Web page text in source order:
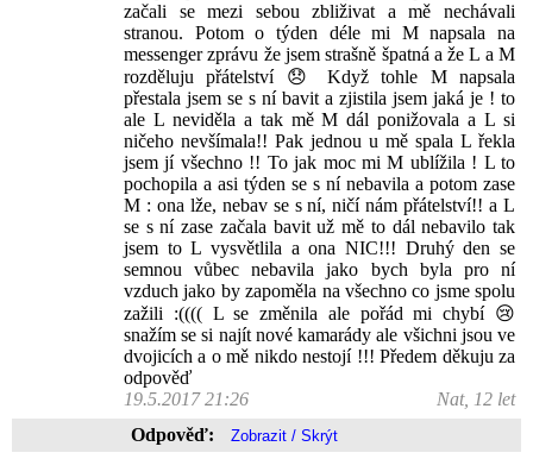
začali se mezi sebou zbliživat a mě nechávali
stranou. Potom o týden déle mi M napsala na
messenger zprávu že jsem strašně špatná a že L a M
rozděluju přátelství 😞 Když tohle M napsala
přestala jsem se s ní bavit a zjistila jsem jaká je ! to
ale L neviděla a tak mě M dál ponižovala a L si
ničeho nevšímala!! Pak jednou u mě spala L řekla
jsem jí všechno !! To jak moc mi M ublížila ! L to
pochopila a asi týden se s ní nebavila a potom zase
M : ona lže, nebav se s ní, ničí nám přátelství!! a L
se s ní zase začala bavit už mě to dál nebavilo tak
jsem to L vysvětlila a ona NIC!!! Druhý den se
semnou vůbec nebavila jako bych byla pro ní
vzduch jako by zapoměla na všechno co jsme spolu
zažili :(((( L se změnila ale pořád mi chybí 😢
snažím se si najít nové kamarády ale všichni jsou ve
dvojicích a o mě nikdo nestojí !!! Předem děkuju za
odpověď
19.5.2017 21:26
Nat, 12 let
Odpověď: